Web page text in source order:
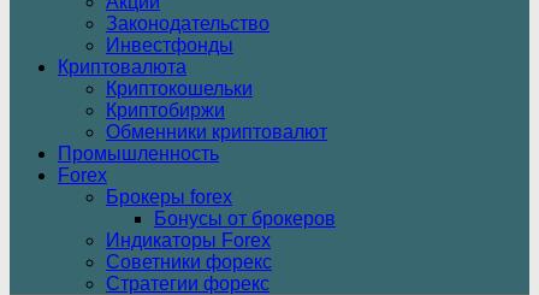
Законодательство
Инвестфонды
Криптовалюта
Криптокошельки
Криптобиржи
Обменники криптовалют
Промышленность
Forex
Брокеры forex
Бонусы от брокеров
Индикаторы Forex
Советники форекс
Стратегии форекс